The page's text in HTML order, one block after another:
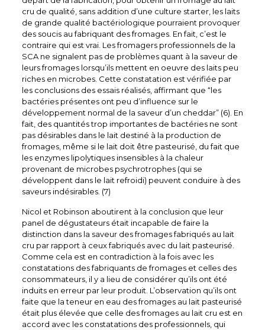
cru de qualité, sans addition d’une culture starter, les laits
de grande qualité bactériologique pourraient provoquer
des soucis au fabriquant des fromages. En fait, c’est le
contraire qui est vrai. Les fromagers professionnels de la
SCA ne signalent pas de problèmes quant à la saveur de
leurs fromages lorsqu’ils mettent en oeuvre des laits peu
riches en microbes. Cette constatation est vérifiée par
les conclusions des essais réalisés, affirmant que “les
bactéries présentes ont peu d’influence sur le
développement normal de la saveur d’un cheddar” (6). En
fait, des quantités trop importantes de bactéries ne sont
pas désirables dans le lait destiné à la production de
fromages, même si le lait doit être pasteurisé, du fait que
les enzymes lipolytiques insensibles à la chaleur
provenant de microbes psychrotrophes (qui se
développent dans le lait refroidi) peuvent conduire à des
saveurs indésirables. (7)
Nicol et Robinson aboutirent à la conclusion que leur
panel de dégustateurs était incapable de faire la
distinction dans la saveur des fromages fabriqués au lait
cru par rapport à ceux fabriqués avec du lait pasteurisé.
Comme cela est en contradiction à la fois avec les
constatations des fabriquants de fromages et celles des
consommateurs, il y a lieu de considérer qu’ils ont été
induits en erreur par leur produit. L’observation qu’ils ont
faite que la teneur en eau des fromages au lait pasteurisé
était plus élevée que celle des fromages au lait cru est en
accord avec les constatations des professionnels, qui